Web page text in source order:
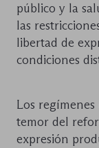
público y la
las
libertad de
condiciones
Los
temor del
expresión